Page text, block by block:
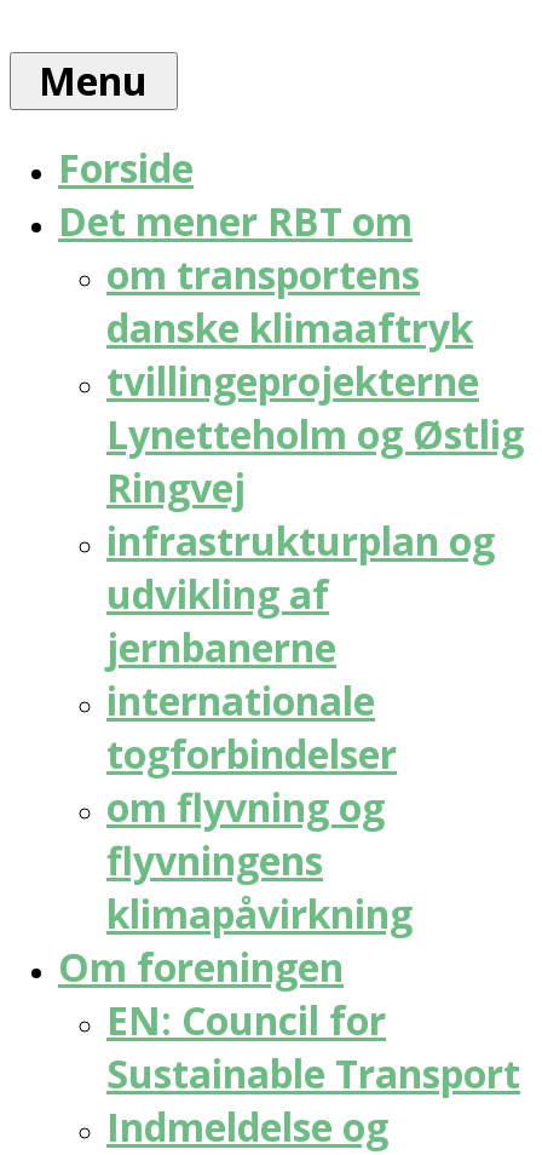
content
for
bæredygtig
trafik
Menu
Forside
Det mener RBT om
om transportens
danske klimaaftryk
tvillingeprojekterne
Lynetteholm og Østlig
Ringvej
infrastrukturplan og
udvikling af
jernbanerne
internationale
togforbindelser
om flyvning og
flyvningens
klimapåvirkning
Om foreningen
EN: Council for
Sustainable Transport
Indmeldelse og